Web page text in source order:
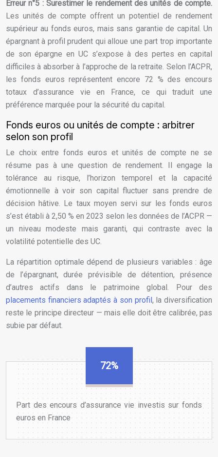
Erreur n°5 : Surestimer le rendement des unités de compte.
Les unités de compte offrent un potentiel de rendement
supérieur au fonds euros, mais sans garantie de capital. Un
épargnant à profil prudent qui alloue une part trop importante
de son épargne en UC s’expose à des pertes en capital
difficiles à absorber à l’approche de la retraite. Selon l’ACPR,
les fonds euros représentent encore 72 % des encours
totaux d’assurance vie en France, ce qui traduit une
préférence marquée pour la sécurité du capital.
Fonds euros ou unités de compte : arbitrer
selon son profil
Le choix entre fonds euros et unités de compte ne se
résume pas à une question de rendement. Il engage la
tolérance au risque, l’horizon temporel et la capacité
émotionnelle à voir son capital fluctuer sans prendre de
décision hâtive. Le taux moyen servi sur les fonds euros
s’est établi à 2,50 % en 2023 selon les données de l’ACPR —
un niveau modeste mais garanti, qui contraste avec la
volatilité potentielle des UC.
La répartition optimale dépend de plusieurs variables : âge
de l’épargnant, durée prévisible de détention, présence
d’autres actifs dans le patrimoine global. Pour des
placements financiers adaptés à son profil, la diversification
reste le principe directeur — mais elle doit être calibrée, pas
subie par défaut.
72%
Part des encours d’assurance vie investis sur fonds
euros en France